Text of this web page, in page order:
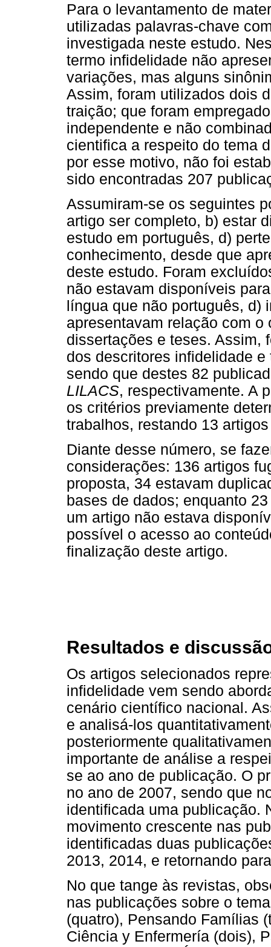
Para o levantamento de
utilizadas palavras-chave
investigada neste estudo.
termo infidelidade não
variações, mas alguns
Assim, foram utilizados dois
traição; que foram
independente e não
cientifica a respeito do tema
por esse motivo, não foi
sido encontradas 207
Assumiram-se os seguintes
artigo ser completo, b) estar
estudo em português, d)
conhecimento, desde que
deste estudo. Foram
não estavam disponíveis
língua que não português, d)
apresentavam relação com
dissertações e teses. Assim,
dos descritores infidelidade
sendo que destes 82
LILACS, respectivamente. A
os critérios previamente
trabalhos, restando 13
Diante desse número, se
considerações: 136 artigos
proposta, 34 estavam
bases de dados; enquanto
um artigo não estava
possível o acesso ao
finalização deste artigo.
Resultados e
Os artigos selecionados
infidelidade vem sendo
cenário científico nacional.
e analisá-los
posteriormente
importante de análise a
se ao ano de publicação. O
no ano de 2007, sendo que
identificada uma publicação.
movimento crescente nas
identificadas duas
2013, 2014, e retornando
No que tange às revistas,
nas publicações sobre o
(quatro), Pensando Famílias
Ciência y Enfermería (dois),